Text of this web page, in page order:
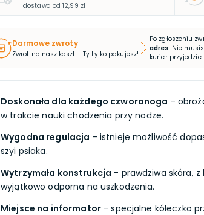
dostawa od 12,99 zł
Darmowe zwroty
Zwrot na nasz koszt – Ty tylko pakujesz!
Po zgłoszeniu
adres. Nie
kurier
Doskonała dla każdego czworonoga -
w trakcie nauki chodzenia przy nodze.
Wygodna regulacja - istnieje możliwość
szyi psiaka.
Wytrzymała konstrukcja - prawdziwa skóra,
wyjątkowo odporna na uszkodzenia.
Miejsce na informator- specjalne kółeczko